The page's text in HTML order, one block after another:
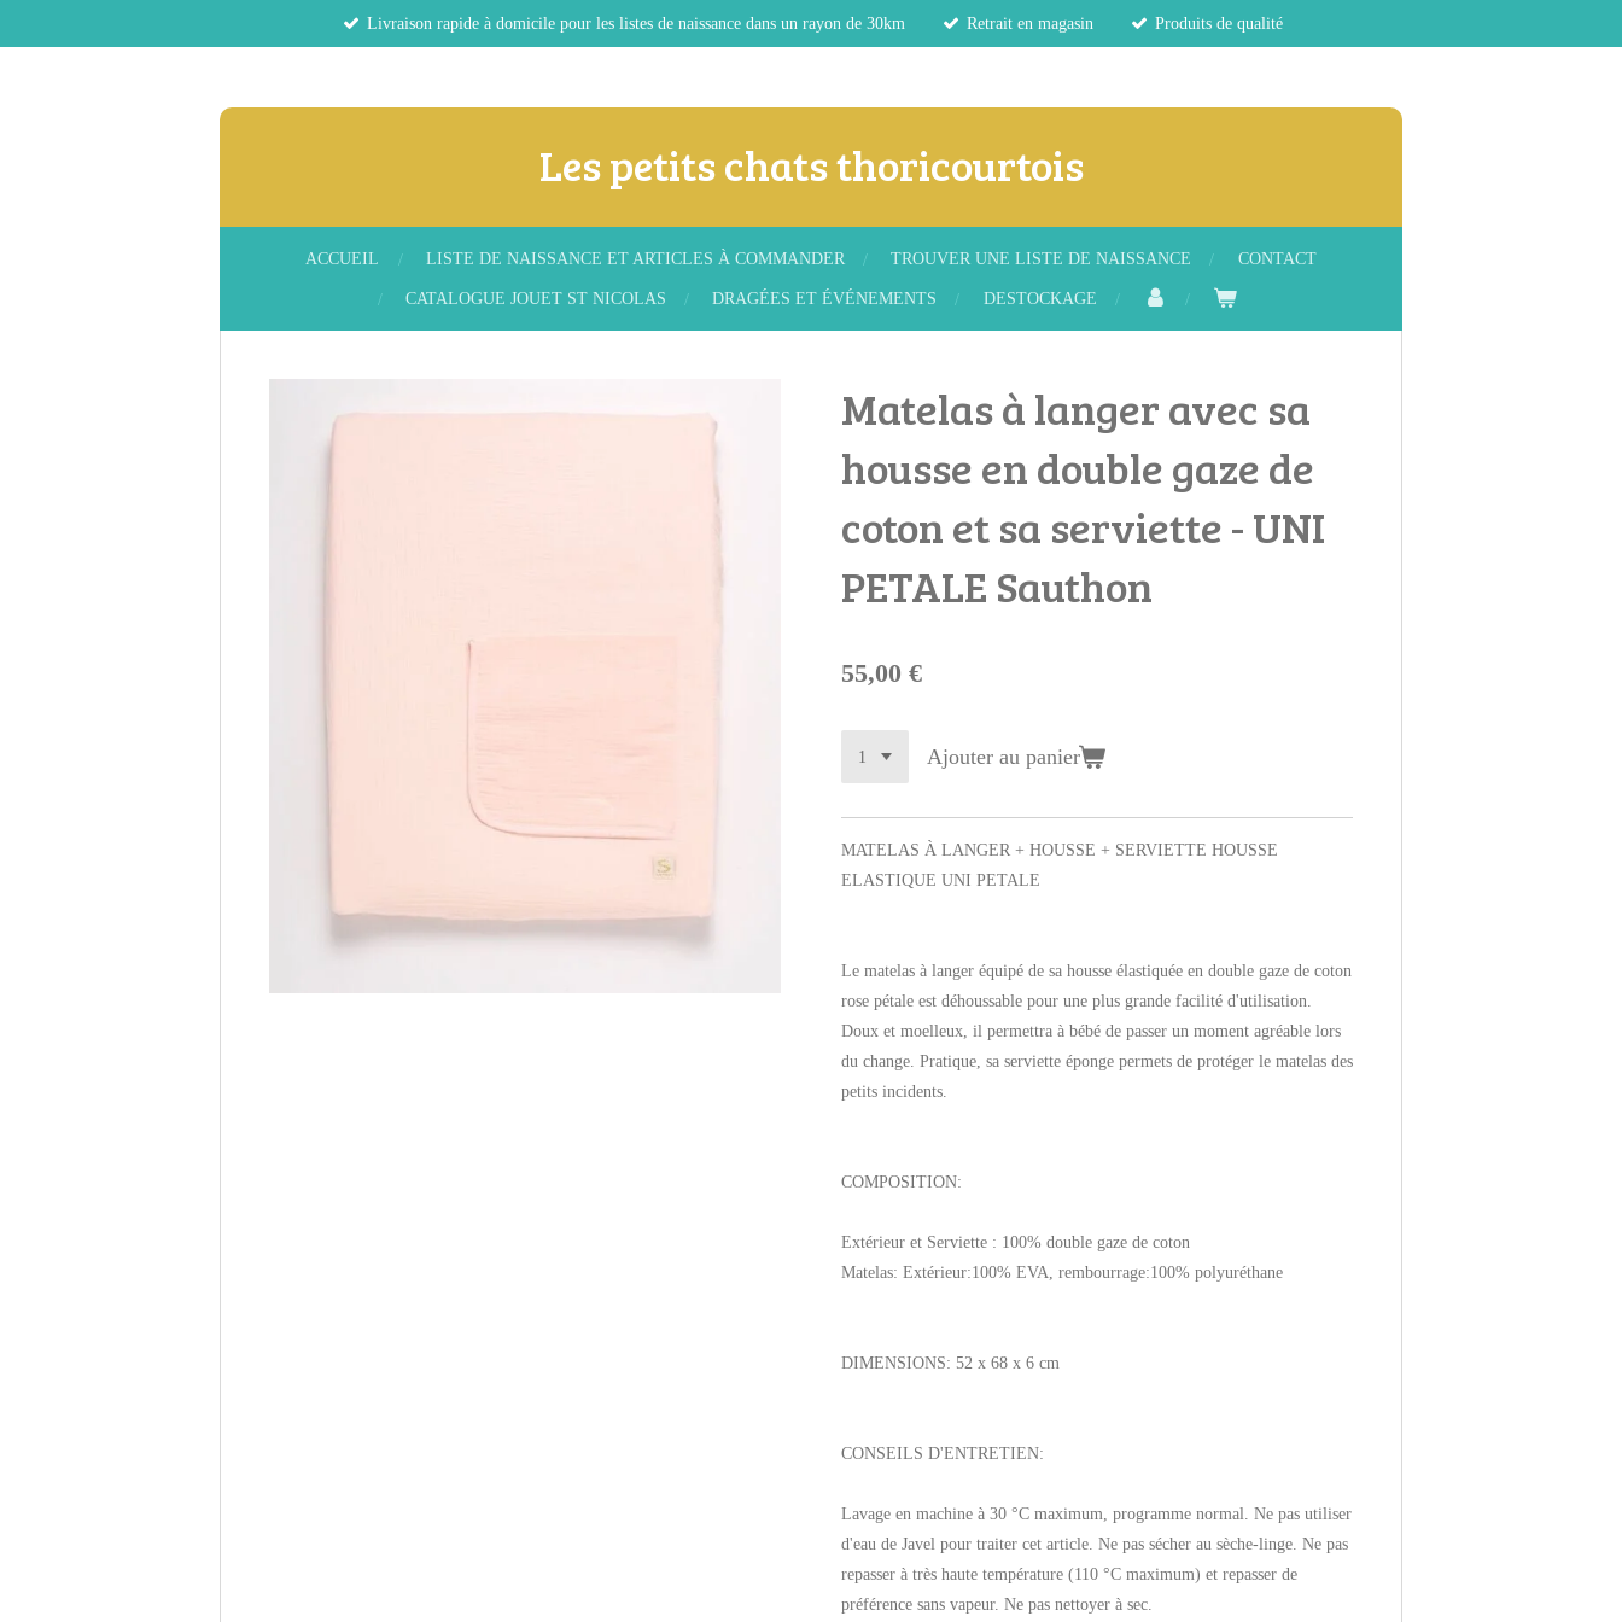
Livraison rapide à domicile pour les listes de naissance dans un rayon de 30km Retrait en magasin Produits de qualité
Les petits chats thoricourtois
ACCUEIL LISTE DE NAISSANCE ET ARTICLES À COMMANDER TROUVER UNE LISTE DE NAISSANCE CONTACT
CATALOGUE JOUET ST NICOLAS DRAGÉES ET ÉVÉNEMENTS DESTOCKAGE
Matelas à langer avec sa
housse en double gaze de
coton et sa serviette - UNI
PETALE Sauthon
55,00 €
Ajouter au panier
MATELAS À LANGER + HOUSSE + SERVIETTE HOUSSE
ELASTIQUE UNI PETALE
Le matelas à langer équipé de sa housse élastiquée en double gaze de coton
rose pétale est déhoussable pour une plus grande facilité d'utilisation.
Doux et moelleux, il permettra à bébé de passer un moment agréable lors
du change. Pratique, sa serviette éponge permets de protéger le matelas des
petits incidents.
COMPOSITION:
Extérieur et Serviette : 100% double gaze de coton
Matelas: Extérieur:100% EVA, rembourrage:100% polyuréthane
DIMENSIONS: 52 x 68 x 6 cm
CONSEILS D'ENTRETIEN:
Lavage en machine à 30 °C maximum, programme normal. Ne pas utiliser
d'eau de Javel pour traiter cet article. Ne pas sécher au sèche-linge. Ne pas
repasser à très haute température (110 °C maximum) et repasser de
préférence sans vapeur. Ne pas nettoyer à sec.